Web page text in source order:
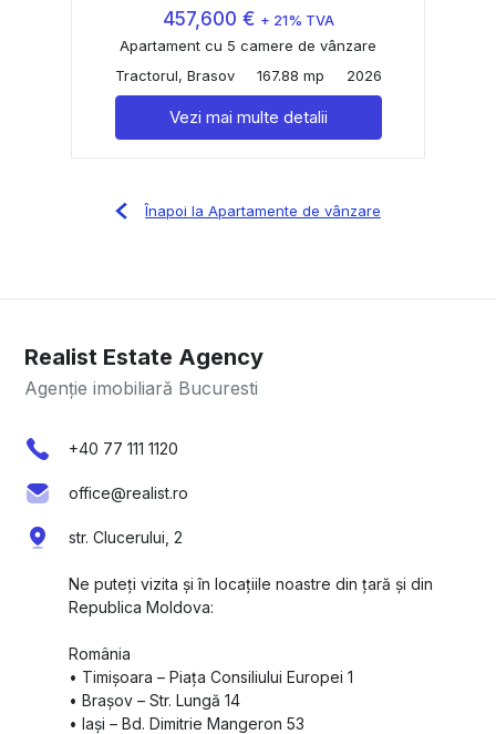
457,600 € + 21% TVA
Apartament cu 5 camere de vânzare
Tractorul, Brasov
167.88 mp 2026
Vezi mai multe detalii
Înapoi la Apartamente de vânzare
Realist Estate Agency
Agenție imobiliară Bucuresti
+40 77 111 1120
office@realist.ro
str. Clucerului, 2
Ne puteți vizita și în locațiile noastre din țară și din
Republica Moldova:
România
•⁠ ⁠Timișoara – Piața Consiliului Europei 1
•⁠ ⁠Brașov – Str. Lungă 14
•⁠ ⁠Iași – Bd. Dimitrie Mangeron 53